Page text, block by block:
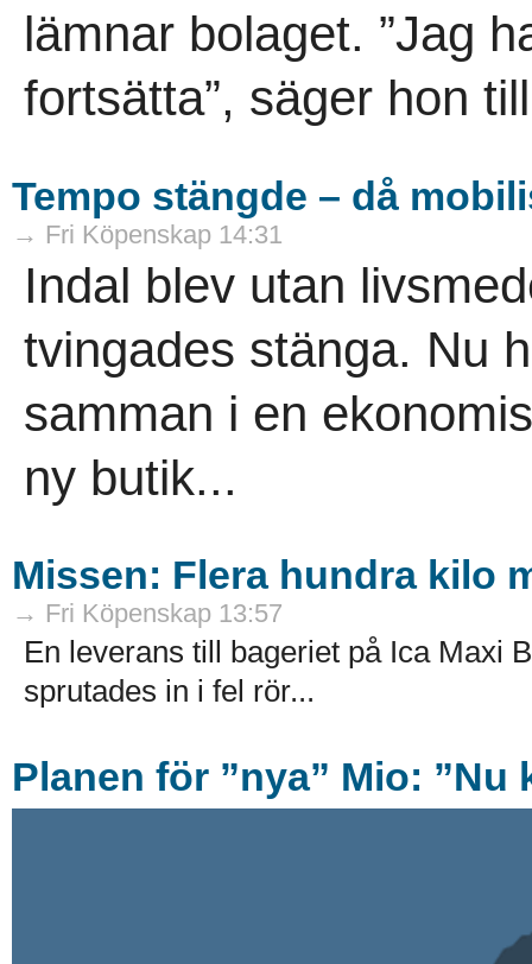
lämnar bolaget. ”Jag
fortsätta”, säger hon
Tempo stängde – då
→ Fri Köpenskap 14:31
Indal blev utan
tvingades stänga. Nu
samman i en
ny butik...
Missen: Flera hundra kilo
→ Fri Köpenskap 13:57
En leverans till bageriet på Ica Maxi
sprutades in i fel rör...
Planen för ”nya” Mio: